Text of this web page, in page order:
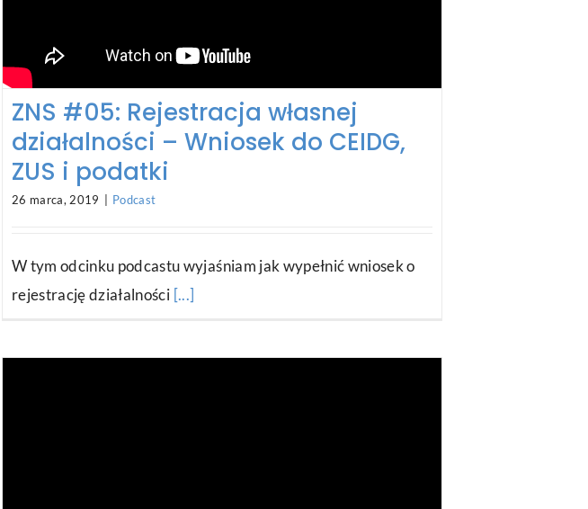
ZNS #05: Rejestracja własnej
działalności – Wniosek do CEIDG,
ZUS i podatki
26 marca, 2019 | Podcast
W tym odcinku podcastu wyjaśniam jak wypełnić wniosek o
rejestrację działalności [...]